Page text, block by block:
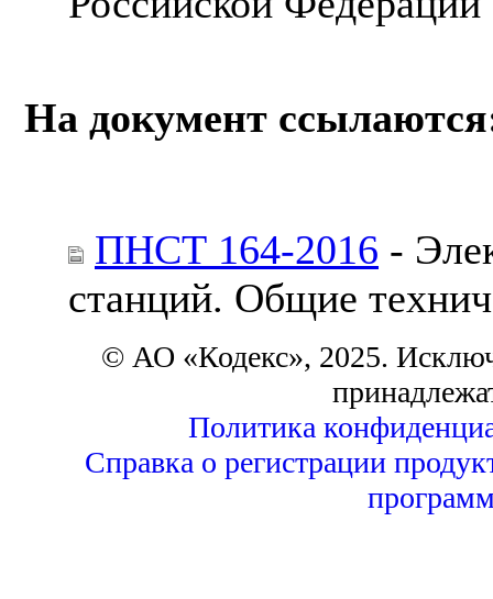
На документ
ПНСТ 164-2016 -
станций. Общие
© АО «Кодекс», 2025.
Политика
Справка о регистрации